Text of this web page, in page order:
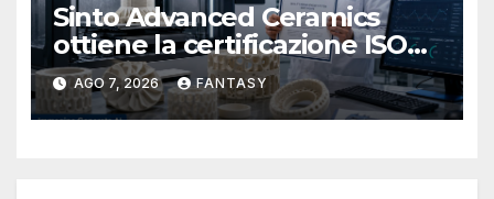
Sinto Advanced Ceramics
ottiene la certificazione ISO
9001 per la stampa 3D di
ceramiche tecniche
AGO 7, 2026 FANTASY